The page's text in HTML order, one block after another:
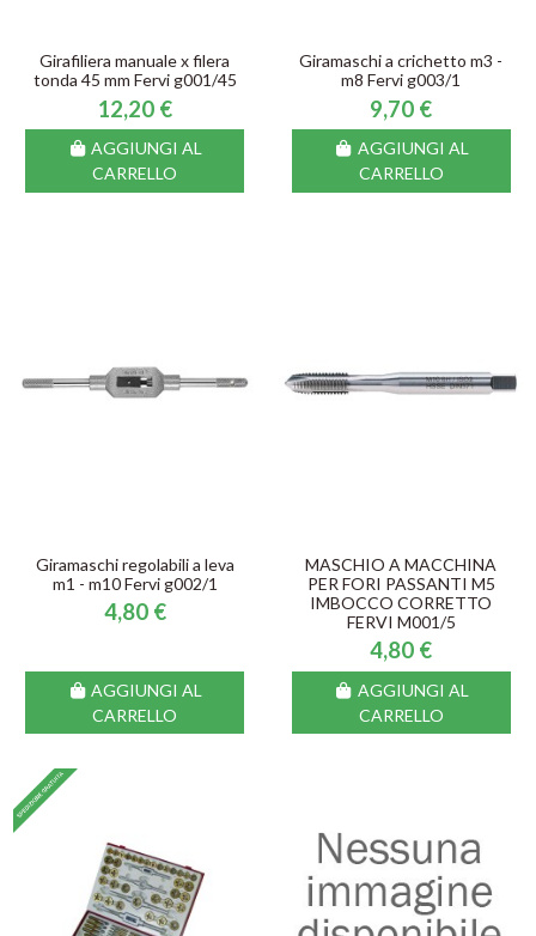
Girafiliera manuale x filera
tonda 45 mm Fervi g001/45
12,20 €
AGGIUNGI AL
CARRELLO
Giramaschi a crichetto m3 -
m8 Fervi g003/1
9,70 €
AGGIUNGI AL
CARRELLO
Giramaschi regolabili a leva
m1 - m10 Fervi g002/1
4,80 €
AGGIUNGI AL
CARRELLO
MASCHIO A MACCHINA
PER FORI PASSANTI M5
IMBOCCO CORRETTO
FERVI M001/5
4,80 €
AGGIUNGI AL
CARRELLO